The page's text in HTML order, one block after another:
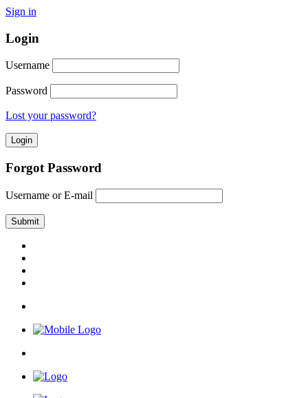
Sign in
Login
Username
Password
Lost your password?
Forgot Password
Username or E-mail